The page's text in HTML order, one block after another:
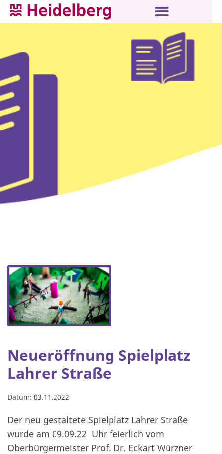
Neueröffnung Spielplatz
Lahrer Straße
Datum: 03.11.2022
Der neu gestaltete Spielplatz Lahrer Straße
wurde am 09.09.22 Uhr feierlich vom
Oberbürgermeister Prof. Dr. Eckart Würzner